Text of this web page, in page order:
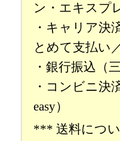
ン・エキスプ
・キャリア決
とめて支払い
・銀行振込（
・コンビニ決
easy）
*** 送料につ